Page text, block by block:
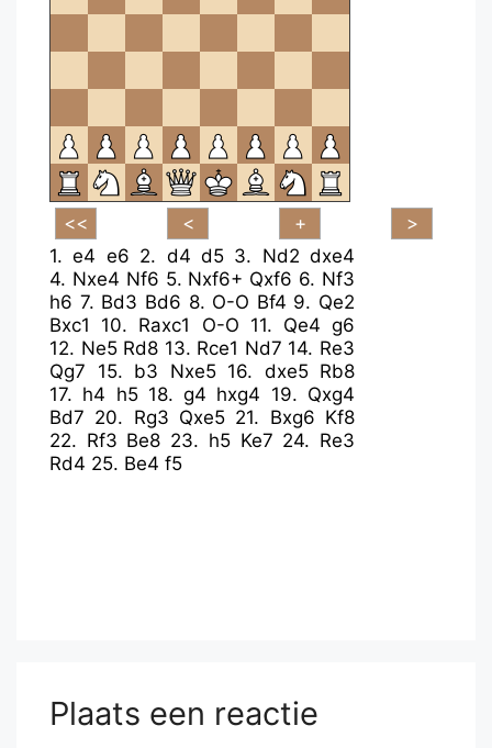
1.e4 e6 2. d4 d5 3. Nd2 dxe4
4. Nxe4 Nf6 5. Nxf6+ Qxf6 6. Nf3
h6 7. Bd3 Bd6 8. O-O Bf4 9. Qe2
Bxc1
10. Raxc1 O-O 11. Qe4 g6
12. Ne5 Rd8 13. Rce1 Nd7 14. Re3
Qg7
15. b3 Nxe5 16. dxe5 Rb8
17. h4 h5 18.g4 hxg4 19. Qxg4
Bd7 20. Rg3 Qxe5 21. Bxg6 Kf8
22. Rf3 Be8 23. h5 Ke7 24. Re3
Rd4 25. Be4 f5
Plaats een reactie